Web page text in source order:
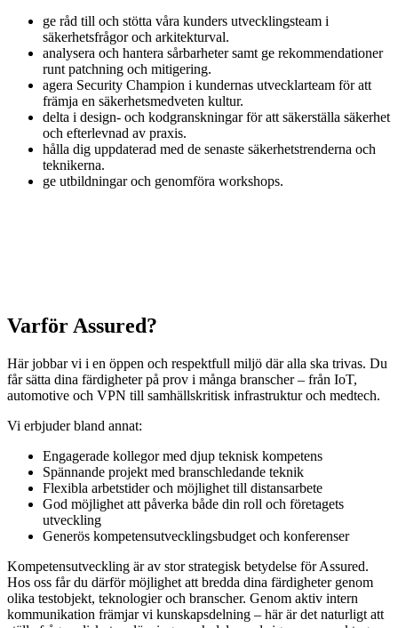
ge råd till och stötta våra kunders utvecklingsteam i
säkerhetsfrågor och arkitekturval.
analysera och hantera sårbarheter samt ge rekommendationer
runt patchning och mitigering.
agera Security Champion i kundernas utvecklarteam för att
främja en säkerhetsmedveten kultur.
delta i design- och kodgranskningar för att säkerställa säkerhet
och efterlevnad av praxis.
hålla dig uppdaterad med de senaste säkerhetstrenderna och
teknikerna.
ge utbildningar och genomföra workshops.
Varför Assured?
Här jobbar vi i en öppen och respektfull miljö där alla ska trivas. Du
får sätta dina färdigheter på prov i många branscher – från IoT,
automotive och VPN till samhällskritisk infrastruktur och medtech.
Vi erbjuder bland annat:
Engagerade kollegor med djup teknisk kompetens
Spännande projekt med branschledande teknik
Flexibla arbetstider och möjlighet till distansarbete
God möjlighet att påverka både din roll och företagets
utveckling
Generös kompetensutvecklingsbudget och konferenser
Kompetensutveckling är av stor strategisk betydelse för Assured.
Hos oss får du därför möjlighet att bredda dina färdigheter genom
olika testobjekt, teknologier och branscher. Genom aktiv intern
kommunikation främjar vi kunskapsdelning – här är det naturligt att